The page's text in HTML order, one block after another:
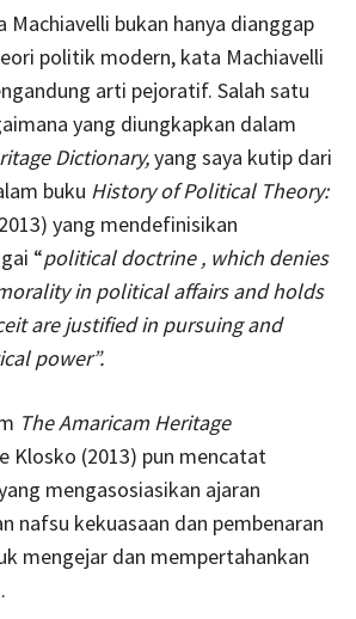
Machiavelli bukan hanya dianggap
politik modern, kata Machiavelli
arti pejoratif. Salah satu
yang diungkapkan dalam
Dictionary,yang saya kutip dari
buku History of Political Theory:
yang mendefinisikan
“political doctrine , which denies
in political affairs and holds
are justified in pursuing and
power”.
The Amaricam Heritage
Klosko (2013) pun mencatat
mengasosiasikan ajaran
nafsu kekuasaan dan pembenaran
mengejar dan mempertahankan